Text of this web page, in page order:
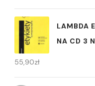
LAMBDA
NA CD 3
55,90zł